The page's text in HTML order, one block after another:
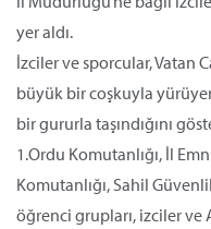
yer aldı.
İzciler ve sporcular, Vatan
büyük bir coşkuyla
bir gururla taşındığını
1.Ordu Komutanlığı, İl
Komutanlığı, Sahil
öğrenci grupları, izciler